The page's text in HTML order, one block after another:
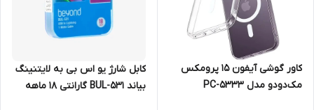
کاور گوشی آیفون 15 پرومکس
مک‌دودو مدل PC-5333
کابل شارژ یو اس بی به لایتنینگ
بیاند BUL-531 گارانتی 18 ماهه